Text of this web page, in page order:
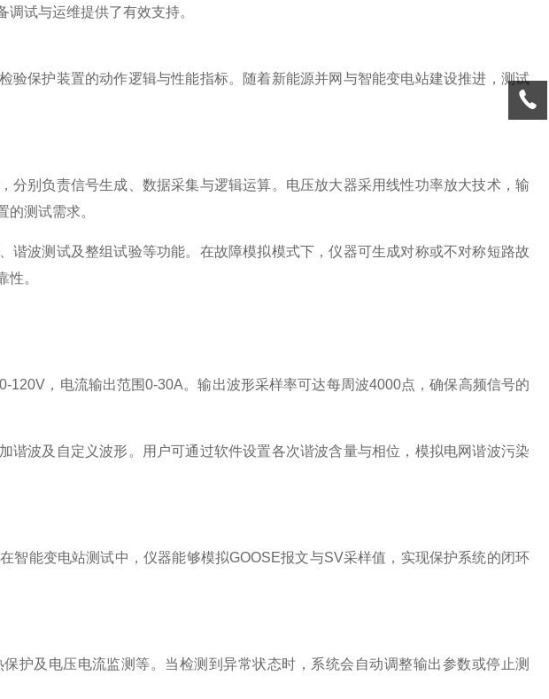
试与运维提供了有效支持。
验保护装置的动作逻辑与性能指标。随着新能源并网与智能变电站建设推进，测试
分别负责信号生成、数据采集与逻辑运算。电压放大器采用线性功率放大技术，输
测试需求。
谐波测试及整组试验等功能。在故障模拟模式下，仪器可生成对称或不对称短路故
。
120V，电流输出范围0-30A。输出波形采样率可达每周波4000点，确保高频信号的
谐波及自定义波形。用户可通过软件设置各次谐波含量与相位，模拟电网谐波污染
智能变电站测试中，仪器能够模拟GOOSE报文与SV采样值，实现保护系统的闭环
护及电压电流监测等。当检测到异常状态时，系统会自动调整输出参数或停止测